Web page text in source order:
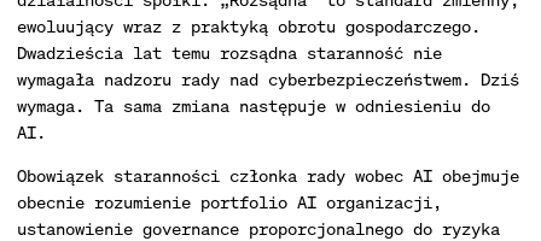
ewoluujący wraz z praktyką obrotu gospodarczego.
Dwadzieścia lat temu rozsądna staranność nie
wymagała nadzoru rady nad cyberbezpieczeństwem. Dziś
wymaga. Ta sama zmiana następuje w odniesieniu do
AI.
Obowiązek staranności członka rady wobec AI obejmuje
obecnie rozumienie portfolio AI organizacji,
ustanowienie governance proporcjonalnego do ryzyka